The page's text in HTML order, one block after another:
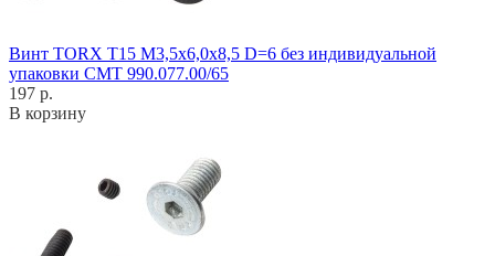
Винт TORX T15 M3,5x6,0x8,5 D=6 без индивидуальной
упаковки CMT 990.077.00/65
197 р.
В корзину